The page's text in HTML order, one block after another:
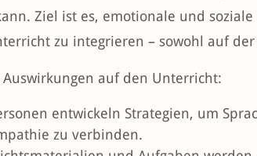
Ziel ist es, emotionale und
zu integrieren – sowohl auf
Auswirkungen auf den Unterricht:
entwickeln Strategien, um
zu verbinden.